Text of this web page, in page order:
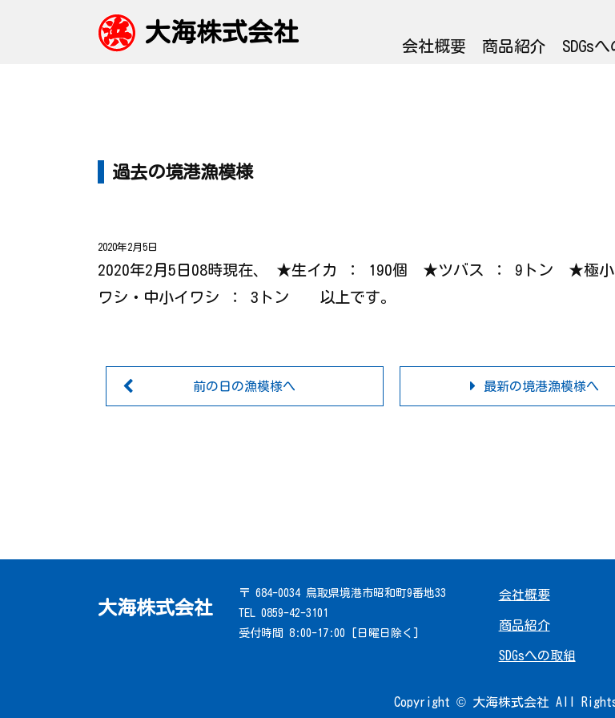
大海株式会社
会社概要 商品紹介 SDGs
過去の境港漁模様
2020年2月5日
2020年2月5日08時現在、 ★生イカ ： 190個 ★ツバス ： 9トン ★極
ワシ・中小イワシ ： 3トン 以上です。
前の日の漁模様へ 最新の境港漁模様へ
大海株式会社
〒 684-0034 鳥取県境港市昭和町9番地33
TEL 0859-42-3101
受付時間 8:00-17:00 [日曜日除く]
会社概要
商品紹介
SDGsへの取組
Copyright © 大海株式会社 All Rights